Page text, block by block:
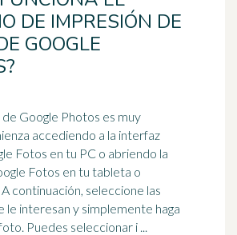
DE IMPRESIÓN DE
GOOGLE
Google Photos es muy
accediendo a la interfaz
Fotos en tu PC o abriendo la
Fotos en tu tableta o
le interesan y simplemente haga
Puedes seleccionar i ...